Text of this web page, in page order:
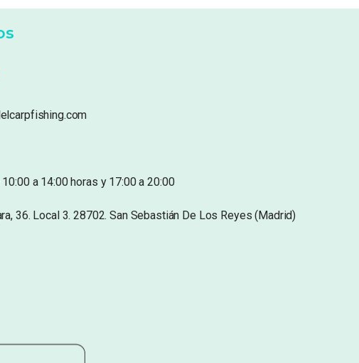
a 14:00 horas y 17:00 a 20:00
36. Local 3. 28702. San Sebastián De Los Reyes (Madrid)